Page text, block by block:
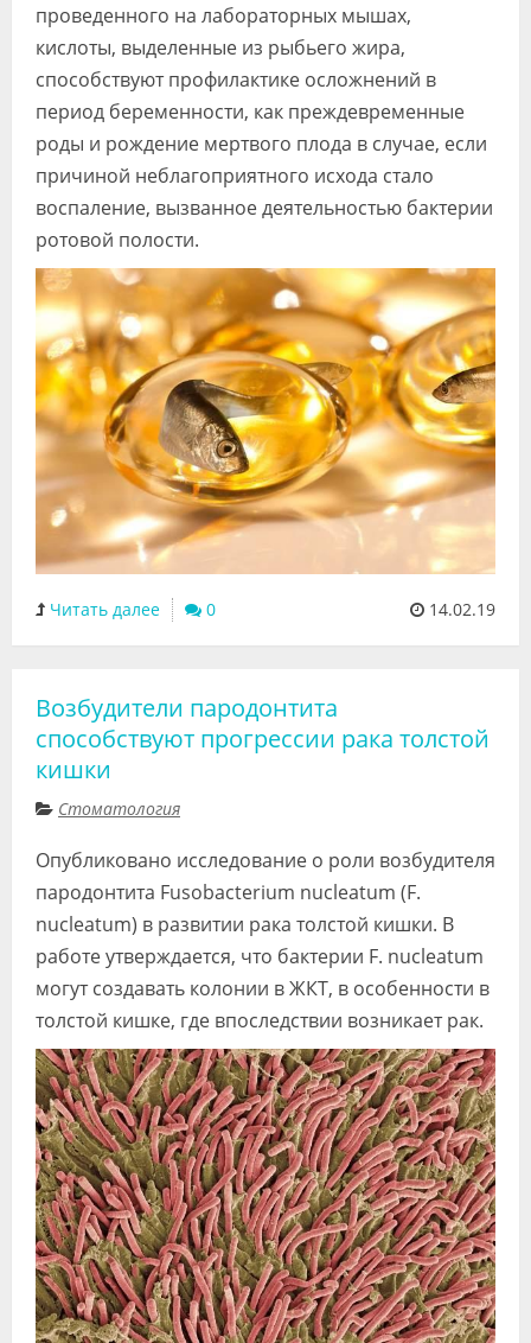
проведенного на лабораторных мышах,
кислоты, выделенные из рыбьего жира,
способствуют профилактике осложнений в
период беременности, как преждевременные
роды и рождение мертвого плода в случае, если
причиной неблагоприятного исхода стало
воспаление, вызванное деятельностью бактерии
ротовой полости.
Читать далее 0 14.02.19
Возбудители пародонтита
способствуют прогрессии рака толстой
кишки
Стоматология
Опубликовано исследование о роли возбудителя
пародонтита Fusobacterium nucleatum (F.
nucleatum) в развитии рака толстой кишки. В
работе утверждается, что бактерии F. nucleatum
могут создавать колонии в ЖКТ, в особенности в
толстой кишке, где впоследствии возникает рак.